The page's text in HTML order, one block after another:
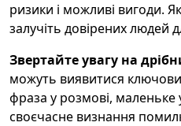
ризики і можливі вигоди.
залучіть довірених людей
Звертайте увагу на
можуть виявитися
фраза у розмові, маленьке
своєчасне визнання